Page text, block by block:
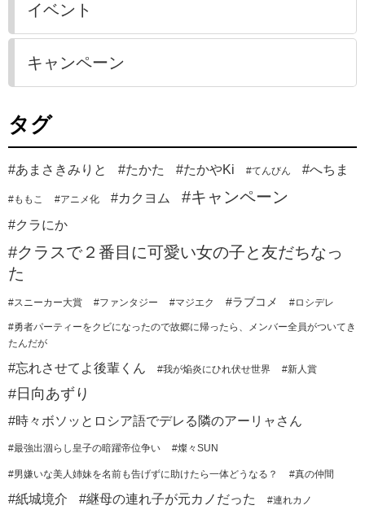
イベント
キャンペーン
タグ
#あまさきみりと #たかた #たかやKi #てんびん #へちま
#ももこ #アニメ化 #カクヨム #キャンペーン
#クラにか
#クラスで２番目に可愛い女の子と友だちなっ
た
#スニーカー大賞 #ファンタジー #マジエク #ラブコメ #ロシデレ
#勇者パーティーをクビになったので故郷に帰ったら、メンバー全員がついてき
たんだが
#忘れさせてよ後輩くん #我が焔炎にひれ伏せ世界 #新人賞
#日向あずり
#時々ボソッとロシア語でデレる隣のアーリャさん
#最強出涸らし皇子の暗躍帝位争い #燦々SUN
#男嫌いな美人姉妹を名前も告げずに助けたら一体どうなる？ #真の仲間
#紙城境介 #継母の連れ子が元カノだった #連れカノ